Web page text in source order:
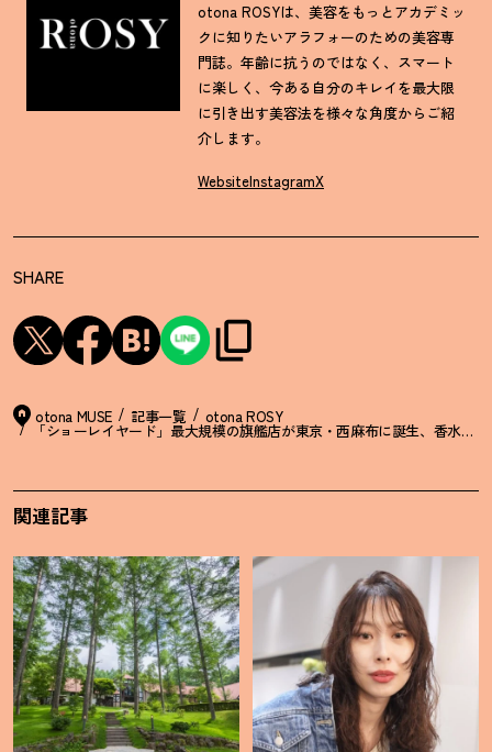
otona ROSYは、美容をもっとアカデミッ
クに知りたいアラフォーのための美容専
門誌。年齢に抗うのではなく、スマート
に楽しく、今ある自分のキレイを最大限
に引き出す美容法を様々な角度からご紹
介します。
WebsiteInstagramX
SHARE
otona MUSE 記事一覧 otona ROSY
「ショーレイヤード」最大規模の旗艦店が東京・西麻布に誕生、香水作
関連記事